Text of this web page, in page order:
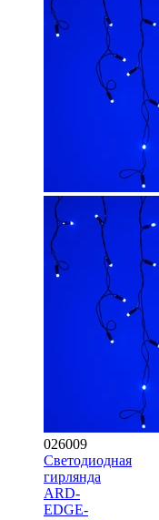
026009
Светодиодная
гирлянда
ARD-
EDGE-